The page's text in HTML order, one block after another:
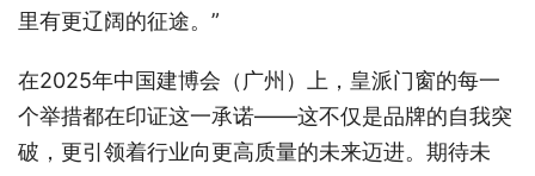
里有更辽阔的征途。”
在2025年中国建博会（广州）上，皇派门窗的每一
个举措都在印证这一承诺——这不仅是品牌的自我突
破，更引领着行业向更高质量的未来迈进。期待未